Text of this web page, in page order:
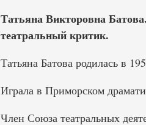
Татьяна Викторовна
театральный критик.
Татьяна Батова родилась в
Играла в Приморском
Член Союза театральных